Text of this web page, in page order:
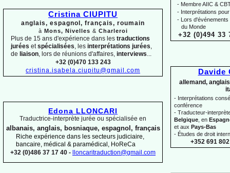
- Membre AIIC &
- Interprétations
- Lors
du Monde
+32 (0)494 33
Davide
allemand,
- Interprétations
conférence
- Traducteur-
Belgique , en
et aux Pays-Bas
- Études de droit
+352 691
Cristina CIUPITU
anglais, espagnol, français, roumain
à Mons, Nivelles & Charleroi
Plus de 15 ans d'expérience dans les traductions
jurées etspécialisées, les interprétations jurées,
de liaison, lors de réunions d'affaires, interviews...
+32 (0)470 133 243
cristina.isabela.ciupitu@gmail.com
Edona LLONCARI
Traductrice-interprète jurée ou spécialisée en
albanais, anglais, bosniaque, espagnol, français
Riche expérience dans les secteurs judiciaire,
bancaire, médical & paramédical, HoReCa
+32 (0)486 37 17 40 -
lloncaritraduction@gmail.com